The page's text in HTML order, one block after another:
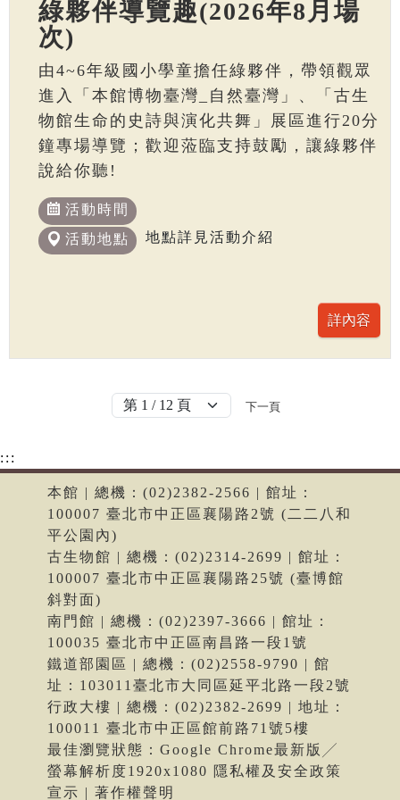
綠夥伴導覽趣(2026年8月場
次)
由4~6年級國小學童擔任綠夥伴，帶領觀眾
進入「本館博物臺灣_自然臺灣」、「古生
物館生命的史詩與演化共舞」展區進行20分
鐘專場導覽；歡迎蒞臨支持鼓勵，讓綠夥伴
說給你聽!
活動時間
活動地點
地點詳見活動介紹
下一頁
:::
本館 | 總機：(02)2382-2566 | 館址：
100007 臺北市中正區襄陽路2號 (二二八和
平公園內)
古生物館 | 總機：(02)2314-2699 | 館址：
100007 臺北市中正區襄陽路25號 (臺博館
斜對面)
南門館 | 總機：(02)2397-3666 | 館址：
100035 臺北市中正區南昌路一段1號
鐵道部園區 | 總機：(02)2558-9790 | 館
址：103011臺北市大同區延平北路一段2號
行政大樓 | 總機：(02)2382-2699 | 地址：
100011 臺北市中正區館前路71號5樓
最佳瀏覽狀態：Google Chrome最新版╱
螢幕解析度1920x1080 隱私權及安全政策
宣示 | 著作權聲明